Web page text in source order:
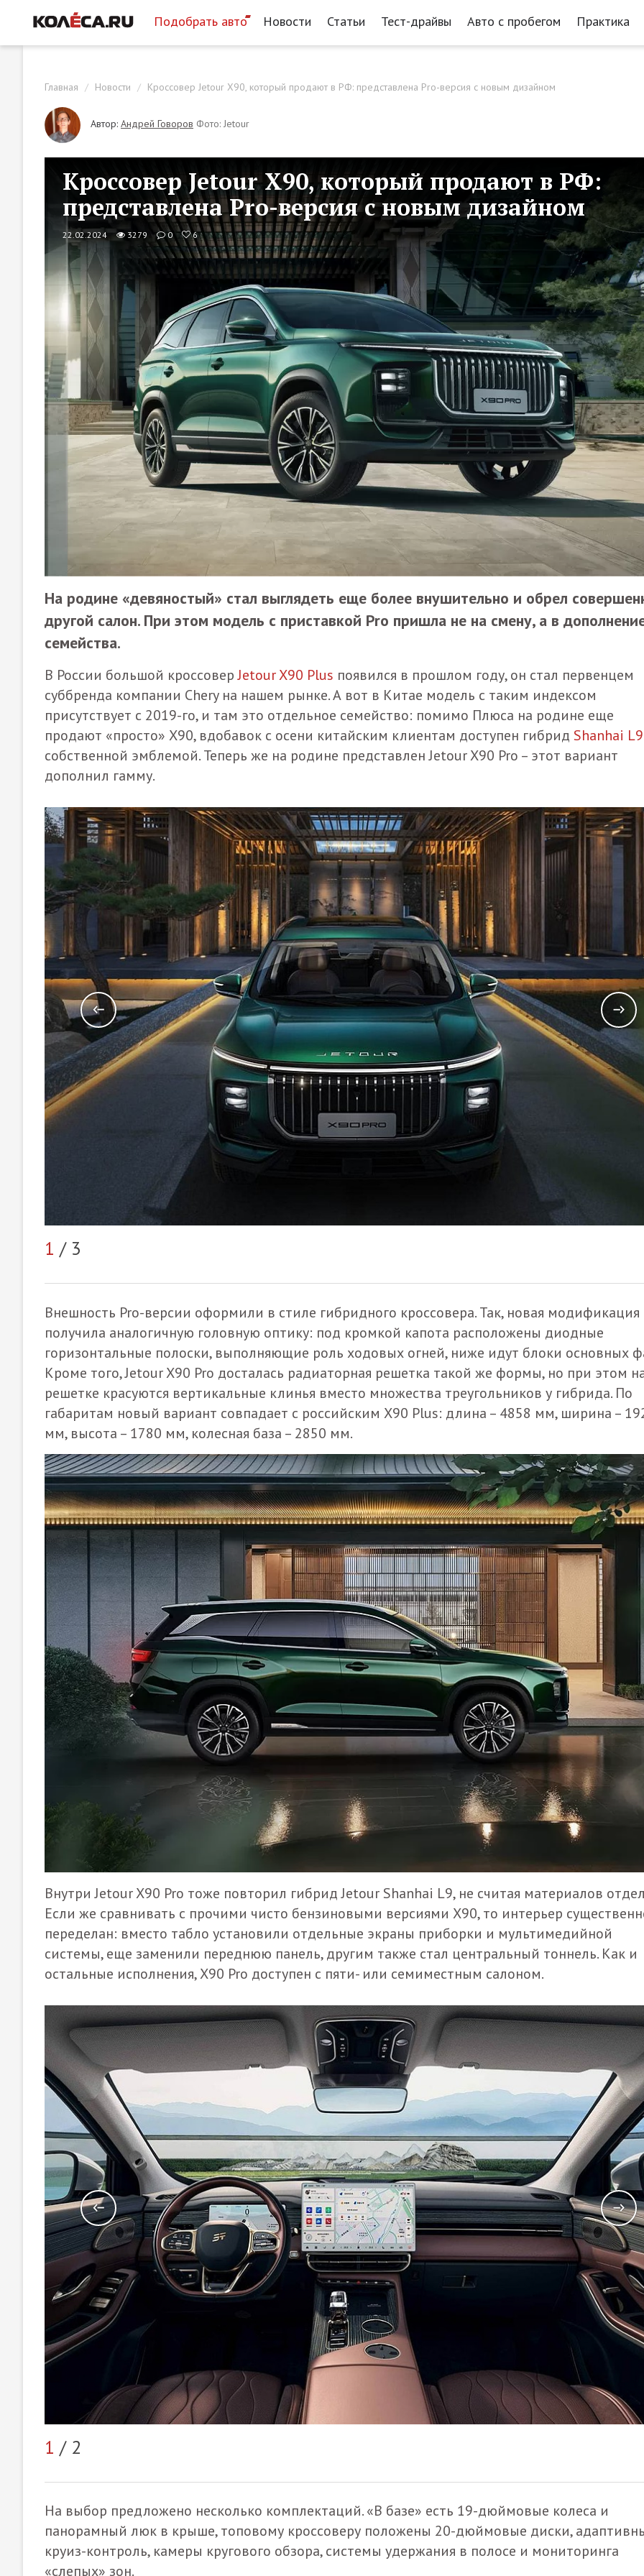
Подобрать авто Новости Статьи Тест-драйвы Авто с пробегом Практика
Главная Новости Кроссовер Jetour X90, который продают в РФ: представлена Pro-версия с новым дизайном
Автор: Андрей Говоров Фото: Jetour
Кроссовер Jetour X90, который продают в РФ:
представлена Pro-версия с новым дизайном
22.02.2024 3279 0 6
На родине «девяностый» стал выглядеть еще более внушительно и обрел
другой салон. При этом модель с приставкой Pro пришла не на смену, а в
семейства.
В России большой кроссоверJetour X90 Plus появился в прошлом году, он стал первенцем
суббренда компании Chery на нашем рынке. А вот в Китае модель с таким индексом
присутствует с 2019-го, и там это отдельное семейство: помимо Плюса на родине еще
продают «просто» X90, вдобавок с осени китайским клиентам доступен гибрид Shanhai L9
собственной эмблемой. Теперь же на родине представлен Jetour X90 Pro – этот вариант
дополнил гамму.
1 / 3
Внешность Pro-версии оформили в стиле гибридного кроссовера. Так, новая модификация
получила аналогичную головную оптику: под кромкой капота расположены диодные
горизонтальные полоски, выполняющие роль ходовых огней, ниже идут блоки основных
Кроме того, Jetour X90 Pro досталась радиаторная решетка такой же формы, но при этом
решетке красуются вертикальные клинья вместо множества треугольников у гибрида. По
габаритам новый вариант совпадает с российским X90 Plus: длина – 4858 мм, ширина –
мм, высота – 1780 мм, колесная база – 2850 мм.
Внутри Jetour X90 Pro тоже повторил гибрид Jetour Shanhai L9, не считая материалов
Если же сравнивать с прочими чисто бензиновыми версиями X90, то интерьер
переделан: вместо табло установили отдельные экраны приборки и мультимедийной
системы, еще заменили переднюю панель, другим также стал центральный тоннель. Как и
остальные исполнения, X90 Pro доступен с пяти- или семиместным салоном.
1 / 2
На выбор предложено несколько комплектаций. «В базе» есть 19-дюймовые колеса и
панорамный люк в крыше, топовому кроссоверу положены 20-дюймовые диски,
круиз-контроль, камеры кругового обзора, системы удержания в полосе и мониторинга
«слепых» зон.